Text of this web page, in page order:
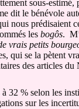
sous-
dit le bénévole
nous prédisaient
les bogôs.
vrais petits
qui se la pètent
des articles
32 % selon les
sur les